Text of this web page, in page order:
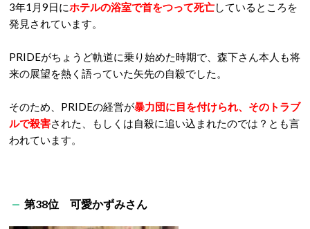
3年1月9日にホテルの浴室で首をつって死亡しているところを
発見されています。
PRIDEがちょうど軌道に乗り始めた時期で、森下さん本人も将
来の展望を熱く語っていた矢先の自殺でした。
そのため、PRIDEの経営が暴力団に目を付けられ、そのトラブ
ルで殺害された、もしくは自殺に追い込まれたのでは？とも言
われています。
第38位 可愛かずみさん